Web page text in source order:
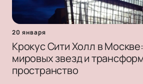
20 января
Крокус Сити Холл в
мировых звезд и
пространство